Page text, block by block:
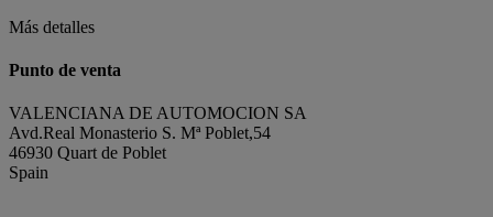
Más detalles
Punto de venta
VALENCIANA DE AUTOMOCION SA
Avd.Real Monasterio S. Mª Poblet,54
46930 Quart de Poblet
Spain